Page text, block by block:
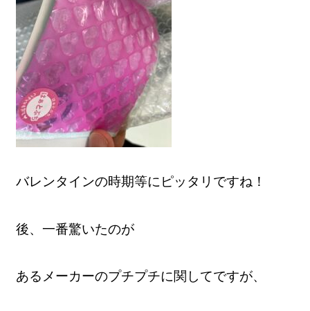
バレンタインの時期等にピッタリですね！
後、一番驚いたのが
あるメーカーのプチプチに関してですが、